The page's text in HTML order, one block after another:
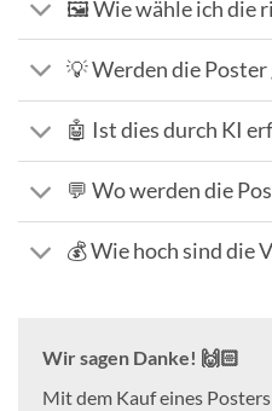
🖼️ Wie wähle ich die
💡 Werden die
🤖 Ist dies durch KI
💬 Wo werden die
💰 Wie hoch sind die
Wir sagen Danke! 🙌🏻
Mit dem Kauf eines